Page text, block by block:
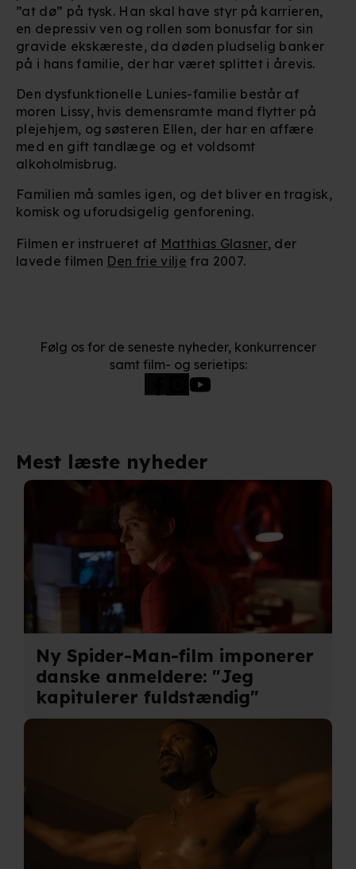
Indsamle præcise oplysninger om din placering, der
kan være nøjagtig inden for få meter
Identificere din enhed baseret på en scanning af dens
Du kan altid trække dit samtykke tilbage eller ændre
indstillinger fra vores "Cookiedeklaration". Dine valg
anvendes på hele websitet.
Vi bruger egne cookies og cookies fra tredjeparter til at
optimere dit besøg på vores hjemmeside. Det gør vi for
præferencer og til markedsføring.
behandling af dine personoplysninger i både vores
ogcookiepolitik.
”at dø” på tysk. Han skal have styr på karrieren,
en depressiv ven og rollen som bonusfar for sin
gravide ekskæreste, da døden pludselig banker
på i hans familie, der har været splittet i årevis.
Den dysfunktionelle Lunies-familie består af
moren Lissy, hvis demensramte mand flytter på
plejehjem, og søsteren Ellen, der har en affære
med en gift tandlæge og et voldsomt
alkoholmisbrug.
Familien må samles igen, og det bliver en tragisk,
komisk og uforudsigelig genforening.
Filmen er instrueret af Matthias Glasner, der
lavede filmen Den frie vilje fra 2007.
Følg os for de seneste nyheder, konkurrencer
samt film- og serietips:
Mest læste nyheder
Ny Spider-Man-film imponerer
danske anmeldere: "Jeg
kapitulerer fuldstændig"